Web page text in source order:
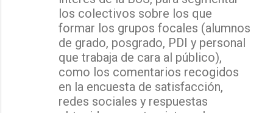
los colectivos sobre los que
formar los grupos focales (alumnos
de grado, posgrado, PDI y personal
que trabaja de cara al público),
como los comentarios recogidos
en la encuesta de satisfacción,
redes sociales y respuestas